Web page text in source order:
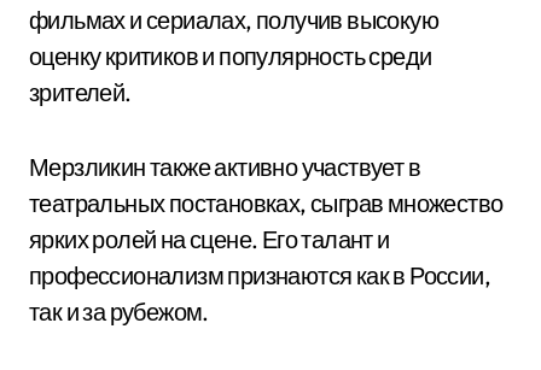
фильмах и сериалах, получив высокую
оценку критиков и популярность среди
зрителей.
Мерзликин также активно участвует в
театральных постановках, сыграв множество
ярких ролей на сцене. Его талант и
профессионализм признаются как в России,
так и за рубежом.